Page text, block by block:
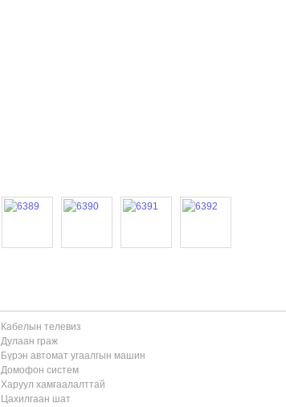
Кабелын телевиз
Дулаан граж
Бүрэн автомат угаалгын машин
Домофон систем
Харуул хамгаалалттай
Цахилгаан шат